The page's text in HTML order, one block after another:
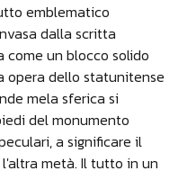
emblematico
dalla scritta
come un blocco solido
opera dello statunitense
mela sferica si
del monumento
a significare il
metà. Il tutto in un